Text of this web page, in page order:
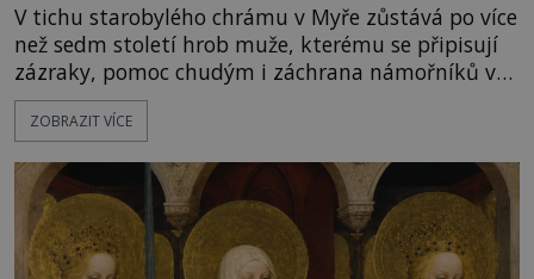
V tichu starobylého chrámu v Myře zůstává po více
než sedm století hrob muže, kterému se připisují
zázraky, pomoc chudým i záchrana námořníků v
bouřích. Pak ale přichází rok 1087 a klidné místo
se mění v dějiště podivné noční výpravy. Skupina
Mikuláše a odváží jeho ostatky přes moře do Bari.
Je to zbožná záchrana před nebezpečím, nebo
promyšlená krádež,
ZOBRAZIT VÍCE